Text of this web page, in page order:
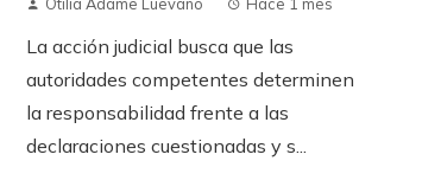
Otilia Adame Luevano Hace 1 mes
La acción judicial busca que las
autoridades competentes determinen
la responsabilidad frente a las
declaraciones cuestionadas y s...